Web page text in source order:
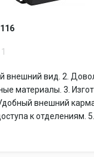
1
внешний вид. 2.
материалы. 3.
внешний
к отделениям.